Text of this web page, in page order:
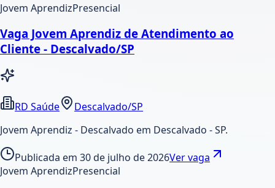
Jovem AprendizPresencial
Vaga Jovem Aprendiz de Atendimento ao
Cliente - Descalvado/SP
RD Saúde
Descalvado/SP
Jovem Aprendiz - Descalvado em Descalvado - SP.
Publicada em 30 de julho de 2026Ver vaga
Jovem AprendizPresencial